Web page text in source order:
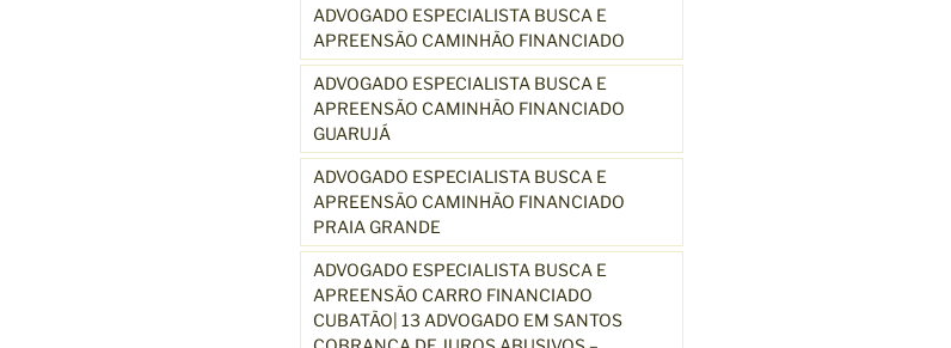
ADVOGADO ESPECIALISTA BUSCA E
APREENSÃO CAMINHÃO FINANCIADO
ADVOGADO ESPECIALISTA BUSCA E
APREENSÃO CAMINHÃO FINANCIADO
GUARUJÁ
ADVOGADO ESPECIALISTA BUSCA E
APREENSÃO CAMINHÃO FINANCIADO
PRAIA GRANDE
ADVOGADO ESPECIALISTA BUSCA E
APREENSÃO CARRO FINANCIADO
CUBATÃO| 13 ADVOGADO EM SANTOS